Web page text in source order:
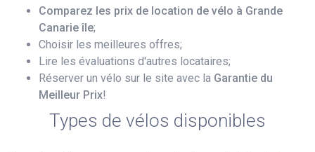
Comparez les prix de location de vélo à Grande
Canarie île;
Choisir les meilleures offres;
Lire les évaluations d'autres locataires;
Réserver un vélo sur le site avec la Garantie du
Meilleur Prix!
Types de vélos disponibles